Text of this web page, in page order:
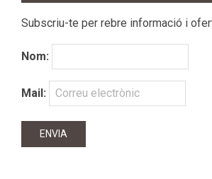
Subscriu-te per rebre informació i
Nom:
Mail: